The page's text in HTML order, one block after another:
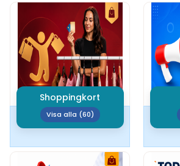
Transport och turism
Konstruktion
Fordon
Fritid
Hushållsartiklar
Dagliga varor
Media
Care-Salong
Shoppingkort
Visa alla (60)